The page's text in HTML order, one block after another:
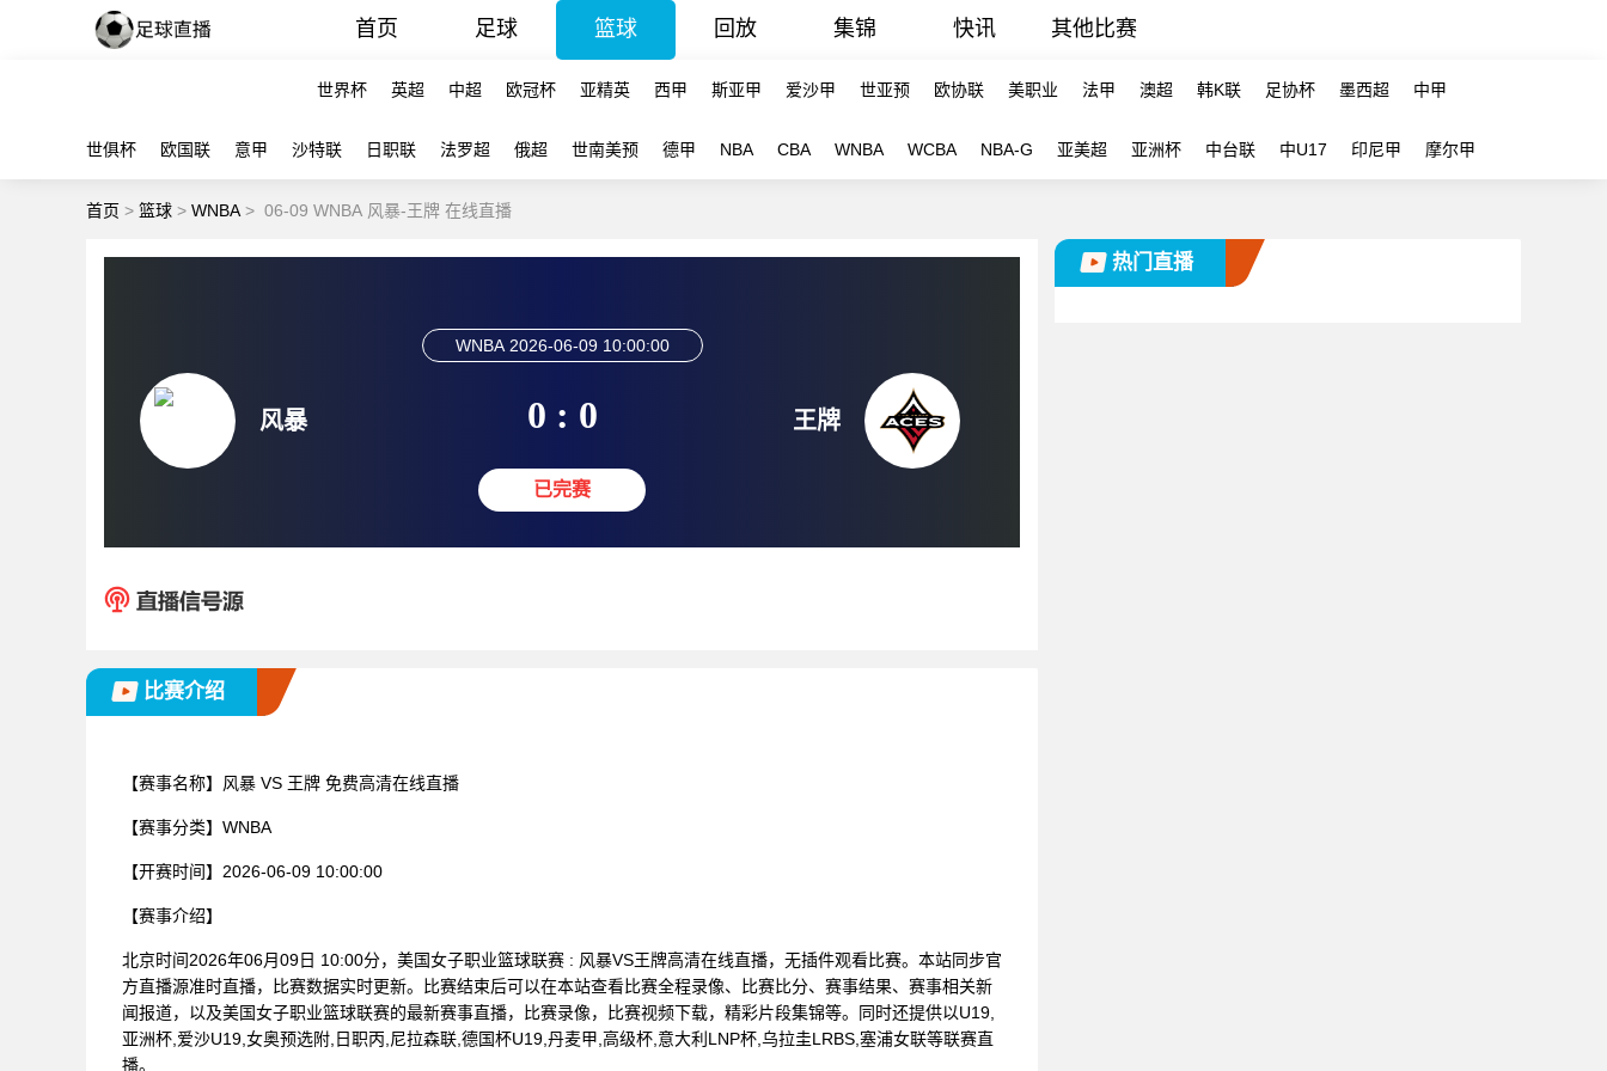
首页 足球 篮球 回放 集锦 快讯 其他比赛
世界杯 英超 中超 欧冠杯 亚精英 西甲 斯亚甲 爱沙甲 世亚预 欧协联 美职业 法甲 澳超 韩K联 足协杯 墨西超 中甲
世俱杯 欧国联 意甲 沙特联 日职联 法罗超 俄超 世南美预 德甲 NBA CBA WNBA WCBA NBA-G 亚美超 亚洲杯 中台联 中U17 印尼甲 摩尔甲
首页 > 篮球 > WNBA > 06-09 WNBA 风暴-王牌 在线直播
风暴
WNBA 2026-06-09 10:00:00
0 : 0
已完赛
王牌
比赛介绍
【赛事名称】 风暴 VS 王牌 免费高清在线直播
【赛事分类】 WNBA
【开赛时间】 2026-06-09 10:00:00
【赛事介绍】
北京时间2026年06月09日 10:00分，美国女子职业篮球联赛 : 风暴VS王牌高清在线直播，无插件观看比赛。本站同步官
方直播源准时直播，比赛数据实时更新。比赛结束后可以在本站查看比赛全程录像、比赛比分、赛事结果、赛事相关新
闻报道，以及美国女子职业篮球联赛的最新赛事直播，比赛录像，比赛视频下载，精彩片段集锦等。同时还提供以U19,
亚洲杯,爱沙U19,女奥预选附,日职丙,尼拉森联,德国杯U19,丹麦甲,高级杯,意大利LNP杯,乌拉圭LRBS,塞浦女联等联赛直
播。
热门直播